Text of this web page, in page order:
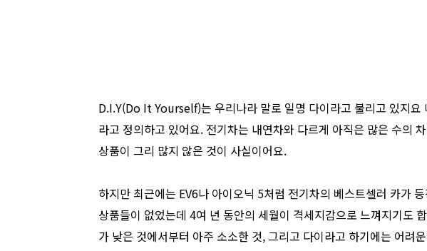
D.I.Y(Do It Yourself)는 우리나라 말로 일명 다이라고 불리고 있지
라고 정의하고 있어요. 전기차는 내연차와 다르게 아직은 많은 수의
상품이 그리 많지 않은 것이 사실이어요.
하지만 최근에는 EV6나 아이오닉 5처럼 전기차의 베스트셀러 카가
상품들이 없었는데 4여 년 동안의 세월이 격세지감으로 느껴지기도
가 낮은 것에서부터 아주 소소한 것, 그리고 다이라고 하기에는 어려